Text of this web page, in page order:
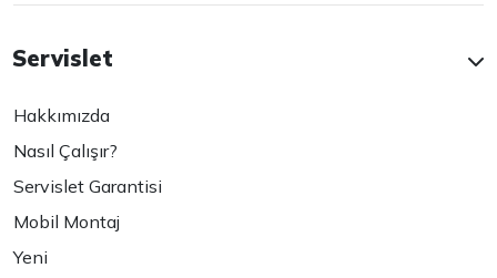
Servislet
Hakkımızda
Nasıl Çalışır?
Servislet Garantisi
Mobil Montaj
Yeni